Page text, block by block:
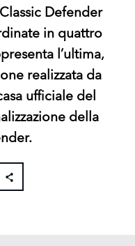
Defender
in quattro
l’ultima,
realizzata da
ufficiale del
della
FACEBOOK